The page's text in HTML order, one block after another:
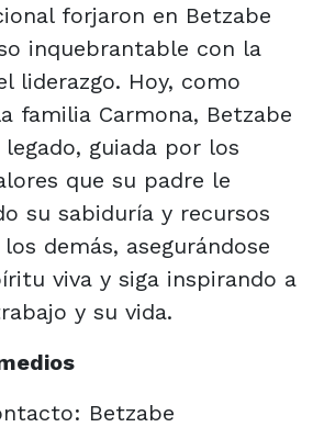
forjaron en Betzabe
inquebrantable con la
liderazgo. Hoy, como
familia Carmona, Betzabe
guiada por los
que su padre le
su sabiduría y recursos
demás, asegurándose
viva y siga inspirando a
y su vida.
Betzabe